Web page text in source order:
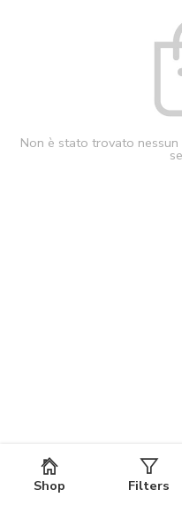
Non è stato trovato
Shop Filters